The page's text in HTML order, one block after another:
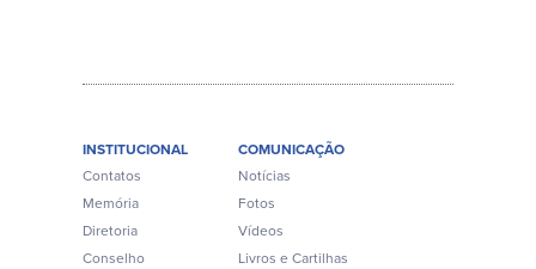
INSTITUCIONAL
Contatos
Memória
Diretoria
Conselho
COMUNICAÇÃO
Notícias
Fotos
Vídeos
Livros e Cartilhas